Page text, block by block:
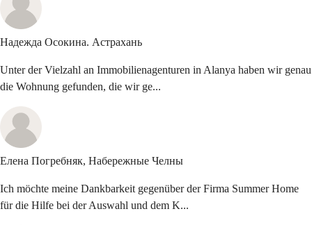
Надежда Осокина. Астрахань
Unter der Vielzahl an Immobilienagenturen in Alanya haben wir genau
die Wohnung gefunden, die wir ge...
Елена Погребняк, Набережные Челны
Ich möchte meine Dankbarkeit gegenüber der Firma Summer Home
für die Hilfe bei der Auswahl und dem K...